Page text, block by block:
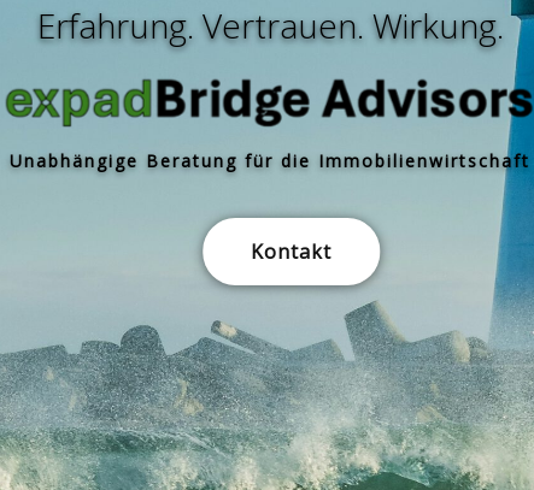
Erfahrung. Vertrauen. Wirkung.
Kontakt
Unabhängige Beratung für die Immobilienwirtschaft